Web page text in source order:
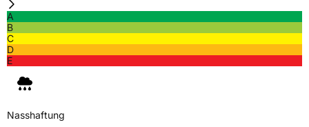
A
B
C
D
E
Nasshaftung